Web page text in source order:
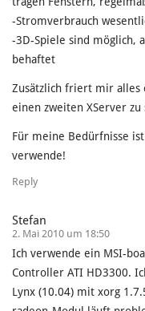
-Stromverbrauch
-3D-Spiele sind möglich,
behaftet
Zusätzlich friert mir alles
einen zweiten XServer
Für meine Bedürfnisse
verwende!
Reply
Stefan
2. Mai 2010 um 18:50
Ich verwende ein MSI-
Controller ATI HD3300.
Lynx (10.04) mit xorg